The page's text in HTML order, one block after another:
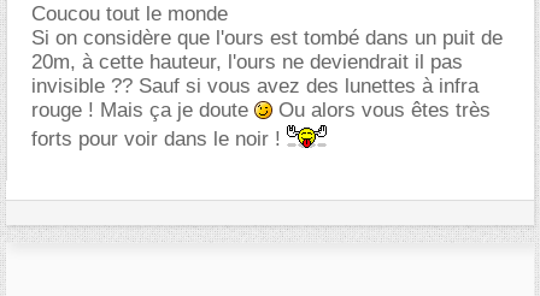
Coucou tout le monde
Si on considère que l'ours est tombé dans un puit de
20m, à cette hauteur, l'ours ne deviendrait il pas
invisible ?? Sauf si vous avez des lunettes à infra
rouge ! Mais ça je doute
Ou alors vous êtes très
forts pour voir dans le noir !